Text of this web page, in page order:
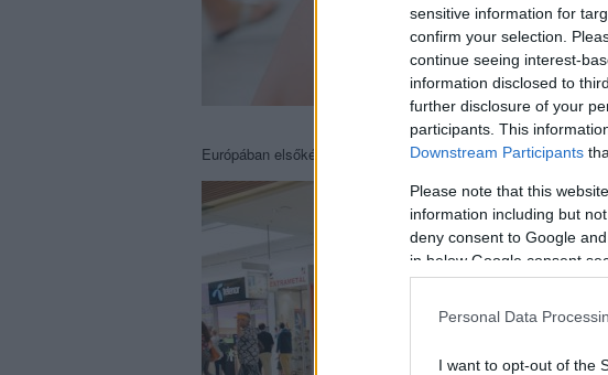
sensitive information for
confirm your selection.
continue seeing interest-
information disclosed to
further disclosure of your
participants. This
Downstream Participants
Please note that this
information including but
deny consent to Google
in below Google consent
Personal Data
I want to opt-out of the
Európában elsőként Budapesten gyűjtötték a visszajelzéseket